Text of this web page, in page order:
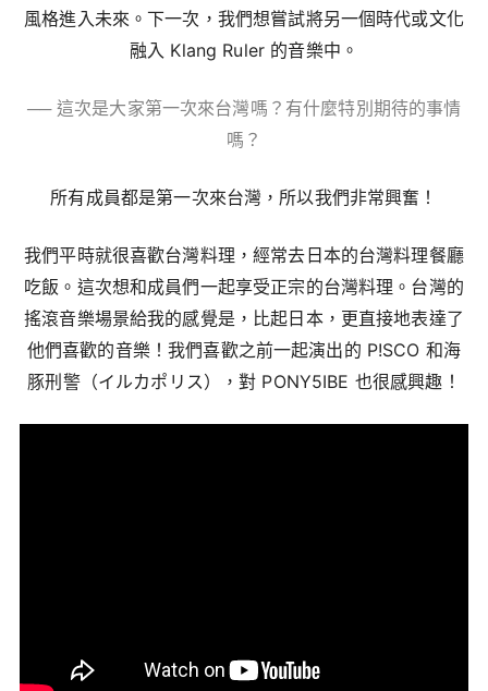
風格進入未來。下一次，我們想嘗試將另一個時代或文化
融入 Klang Ruler 的音樂中。
── 這次是大家第一次來台灣嗎？有什麼特別期待的事情
嗎？
所有成員都是第一次來台灣，所以我們非常興奮！
我們平時就很喜歡台灣料理，經常去日本的台灣料理餐廳
吃飯。這次想和成員們一起享受正宗的台灣料理。台灣的
搖滾音樂場景給我的感覺是，比起日本，更直接地表達了
他們喜歡的音樂！我們喜歡之前一起演出的 P!SCO 和海
豚刑警（イルカポリス），對 PONY5IBE 也很感興趣！